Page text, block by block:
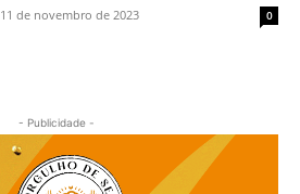
11 de novembro de 2023 0
- Publicidade -